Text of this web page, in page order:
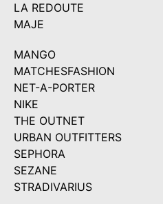
LA REDOUTE
MAJE
MANGO
MATCHESFASHION
NET-A-PORTER
NIKE
THE OUTNET
URBAN OUTFITTERS
SEPHORA
SEZANE
STRADIVARIUS